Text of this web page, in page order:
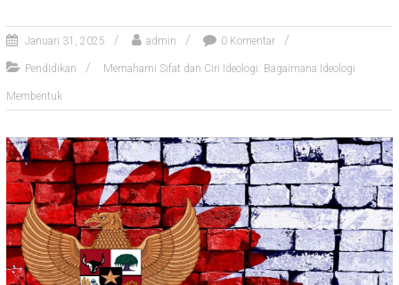
Januari 31, 2025 admin 0 Komentar
Pendidikan Memahami Sifat dan Ciri Ideologi: Bagaimana Ideologi
Membentuk